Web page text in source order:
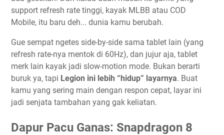
support refresh rate tinggi, kayak MLBB atau COD
Mobile, itu baru deh... dunia kamu berubah.
Gue sempat ngetes side-by-side sama tablet lain (yang
refresh rate-nya mentok di 60Hz), dan jujur aja, tablet
merk lain kayak jadi slow-motion mode. Bukan berarti
buruk ya, tapi Legion ini lebih “hidup” layarnya. Buat
kamu yang sering main dengan respon cepat, layar ini
jadi senjata tambahan yang gak keliatan.
Dapur Pacu Ganas: Snapdragon 8